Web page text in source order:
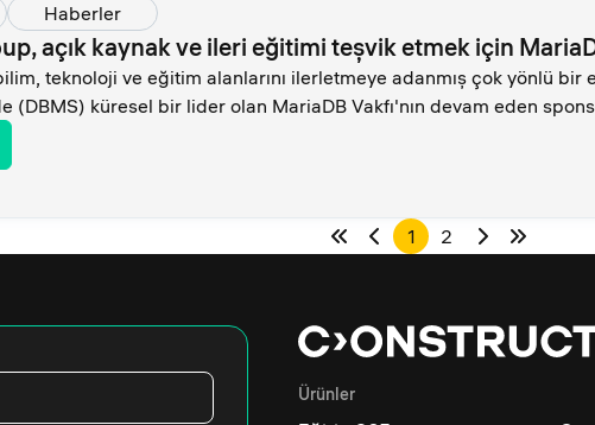
Haberler
açık kaynak ve ileri eğitimi teşvik etmek için
teknoloji ve eğitim alanlarını ilerletmeye adanmış çok yönlü bir
(DBMS) küresel bir lider olan MariaDB Vakfı'nın devam eden
1 2
Ürünler